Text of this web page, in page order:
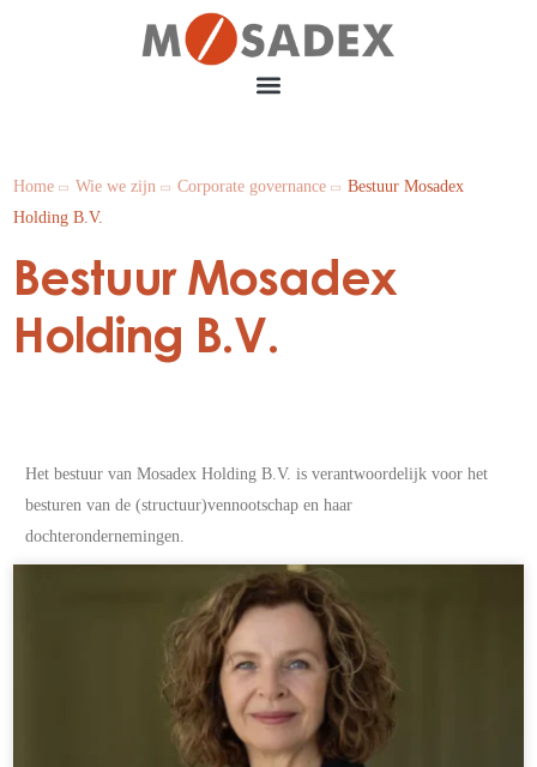
Home Wie we zijn Corporate governance
Bestuur Mosadex
Holding B.V.
Bestuur Mosadex
Holding B.V.
Het bestuur van Mosadex Holding B.V. is verantwoordelijk voor het
besturen van de (structuur)vennootschap en haar
dochterondernemingen.